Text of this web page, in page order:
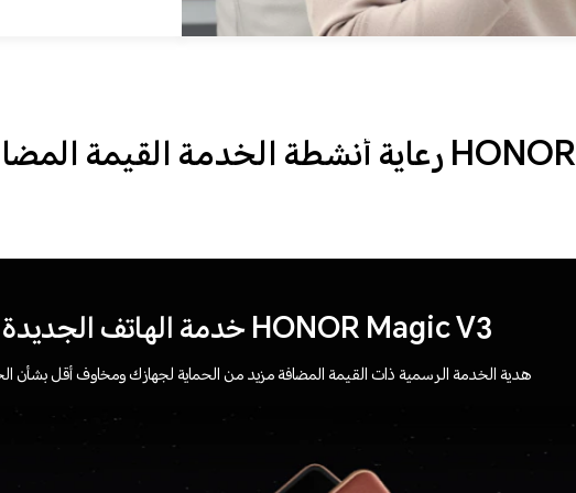
HONOR رعاية أنشطة الخدمة القيمة المضافة من
HONOR Magic V3 خدمة الهاتف الجديدة
هدية الخدمة الرسمية ذات القيمة المضافة مزيد من الحماية لجهازك ومخاوف أقل بشأن